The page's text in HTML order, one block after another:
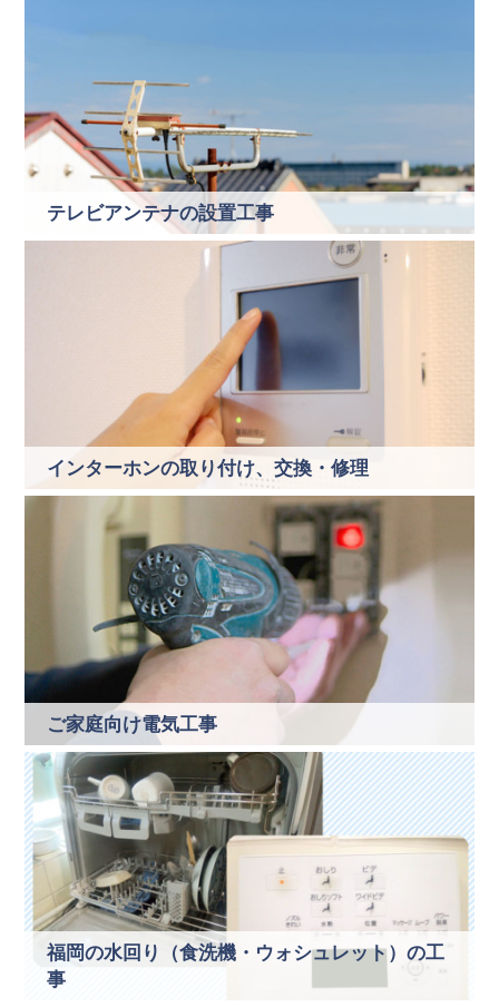
テレビアンテナの設置工事
インターホンの取り付け、交換・修理
ご家庭向け電気工事
福岡の水回り（食洗機・ウォシュレット）の工
事